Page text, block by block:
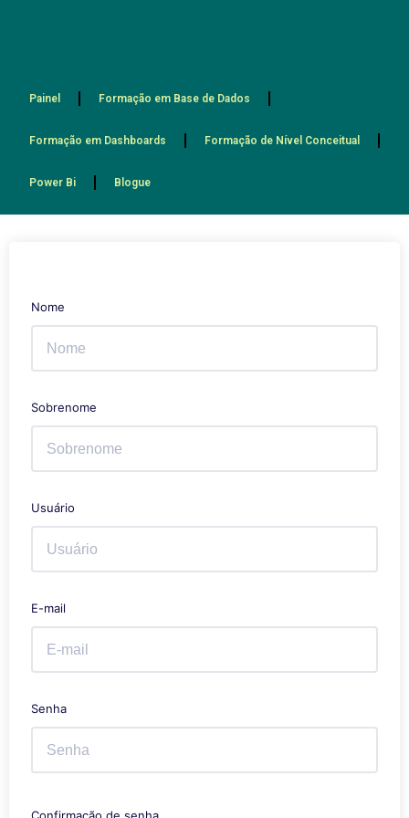
Painel Formação em Base de Dados
Formação em Dashboards Formação de Nível Conceitual
Power Bi Blogue
Nome
Sobrenome
Usuário
E-mail
Senha